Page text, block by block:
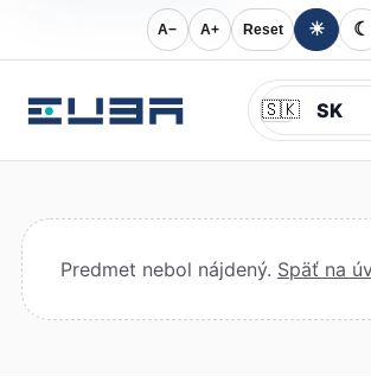
A− A+ Reset ☀ ☾
🇸🇰
Predmet nebol nájdený. Späť na